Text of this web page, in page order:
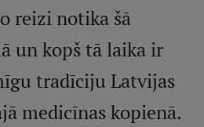
reizi notika šā
un kopš tā laika ir
tradīciju Latvijas
medicīnas kopienā.